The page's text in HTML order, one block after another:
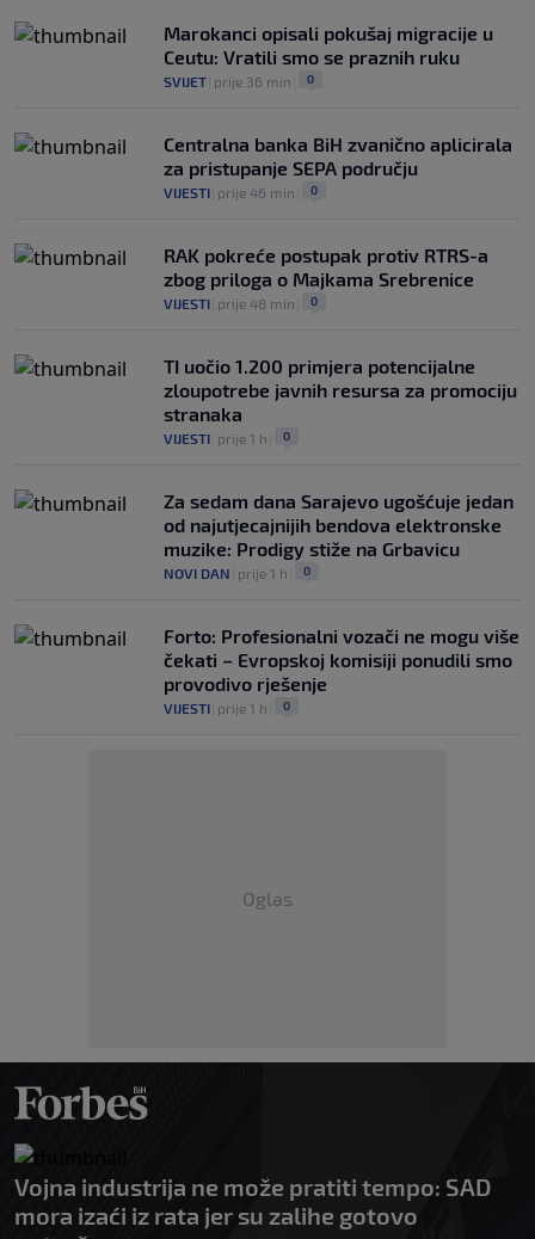
Marokanci opisali pokušaj migracije u
Ceutu: Vratili smo se praznih ruku
SVIJET prije 36 min 0
Centralna banka BiH zvanično aplicirala
za pristupanje SEPA području
VIJESTI prije 46 min 0
RAK pokreće postupak protiv RTRS-a
zbog priloga o Majkama Srebrenice
VIJESTI prije 48 min 0
TI uočio 1.200 primjera potencijalne
zloupotrebe javnih resursa za promociju
stranaka
VIJESTI prije 1 h 0
Za sedam dana Sarajevo ugošćuje jedan
od najutjecajnijih bendova elektronske
muzike: Prodigy stiže na Grbavicu
NOVI DAN prije 1 h 0
Forto: Profesionalni vozači ne mogu više
čekati – Evropskoj komisiji ponudili smo
provodivo rješenje
VIJESTI prije 1 h 0
Oglas
Vojna industrija ne može pratiti tempo: SAD
mora izaći iz rata jer su zalihe gotovo